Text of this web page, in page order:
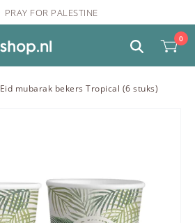
PRAY FOR PALESTINE
0
Eid mubarak bekers Tropical (6 stuks)